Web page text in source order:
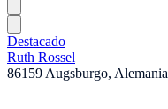
Destacado
Ruth Rossel
86159 Augsburgo, Alemania